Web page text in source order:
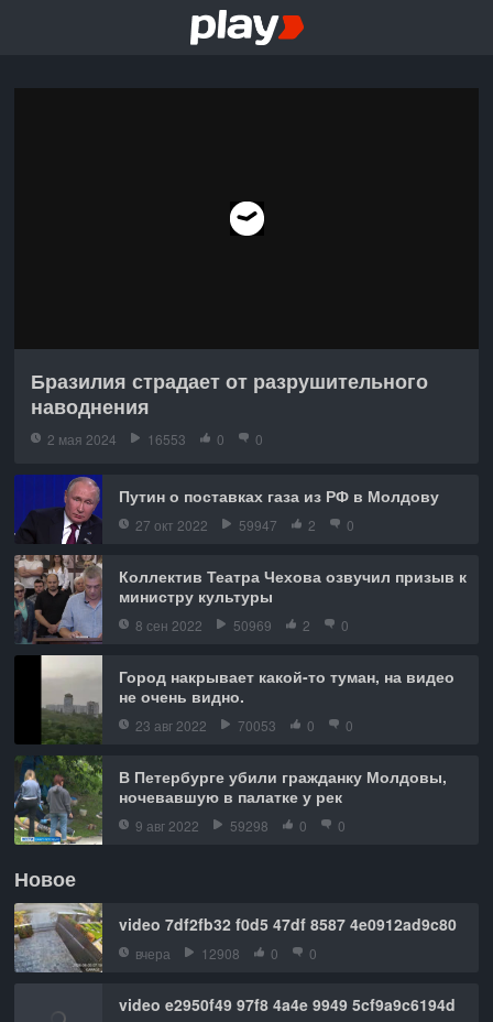
Бразилия страдает от разрушительного
наводнения
2 мая 2024 16553 0 0
Путин о поставках газа из РФ в Молдову
27 окт 2022 59947 2 0
Коллектив Театра Чехова озвучил призыв к
министру культуры
8 сен 2022 50969 2 0
Город накрывает какой-то туман, на видео
не очень видно.
23 авг 2022 70053 0 0
В Петербурге убили гражданку Молдовы,
ночевавшую в палатке у рек
9 авг 2022 59298 0 0
Новое
video 7df2fb32 f0d5 47df 8587 4e0912ad9c80
вчера 12908 0 0
video e2950f49 97f8 4a4e 9949 5cf9a9c6194d